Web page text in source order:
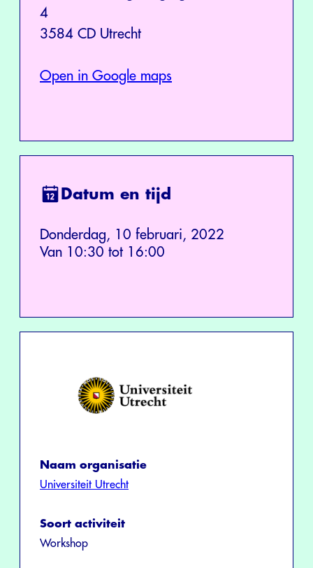
4
3584 CD Utrecht
Open in Google maps
Datum en tijd
Donderdag, 10 februari, 2022
Van 10:30 tot 16:00
Naam organisatie
Universiteit Utrecht
Soort activiteit
Workshop